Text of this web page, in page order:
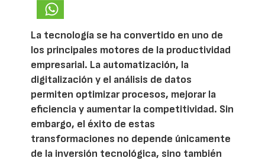
La tecnología se ha convertido en uno de
los principales motores de la productividad
empresarial. La automatización, la
digitalización y el análisis de datos
permiten optimizar procesos, mejorar la
eficiencia y aumentar la competitividad. Sin
embargo, el éxito de estas
transformaciones no depende únicamente
de la inversión tecnológica, sino también